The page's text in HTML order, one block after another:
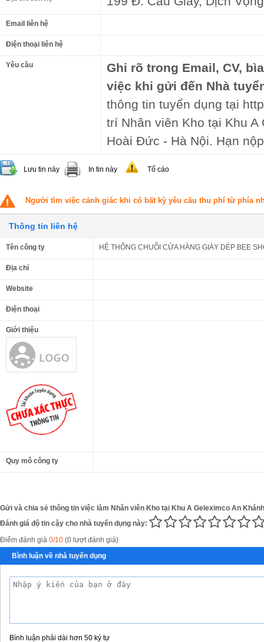
Email liên hệ
Điện thoại liên hệ
Yêu cầu
Ghi rõ trong Email, CV,
việc khi gửi đến Nhà
thông tin tuyển dụng tại
trí Nhân viên Kho tại Khu A
Hoài Đức - Hà Nội. Hạn
Lưu tin này In tin này Tố cáo
Người tìm việc cảnh giác khi có bất kỳ yêu cầu thu phí từ phía
Thông tin liên hệ
Tên công ty HỆ THỐNG CHUỖI CỬA HÀNG GIÀY DÉP BEE
Địa chỉ
Website
Điện thoại
Giới thiệu
Quy mô công ty
Gửi và chia sẻ thông tin việc làm Nhân viên Kho tại Khu A Geleximco An
Đánh giá độ tin cậy cho nhà tuyển dụng này:
Điểm đánh giá 0/10 (0 lượt đánh giá)
Bình luận về nhà tuyển dụng
Bình luận phải dài hơn 50 ký tự